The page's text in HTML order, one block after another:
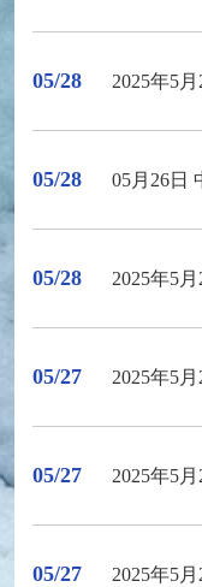
05/28 2025年5月26日 多哈
05/28 05月26日 中
05/28 2025年5月
05/27 2025年5月26
05/27 2025年5月26
05/27 2025年5月26